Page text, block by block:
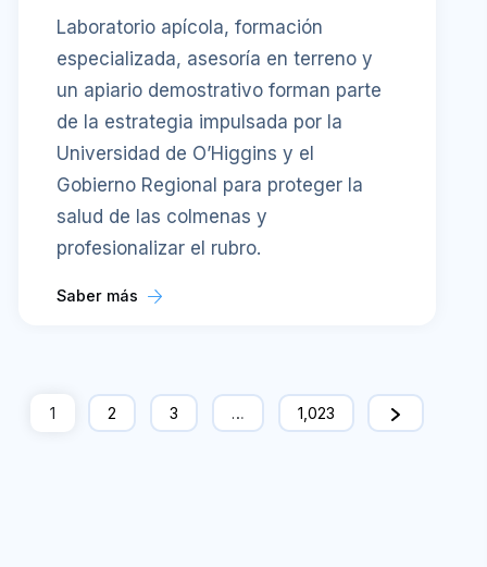
Laboratorio apícola, formación
especializada, asesoría en terreno y
un apiario demostrativo forman parte
de la estrategia impulsada por la
Universidad de O’Higgins y el
Gobierno Regional para proteger la
salud de las colmenas y
profesionalizar el rubro.
Saber más
1 2 3 … 1,023